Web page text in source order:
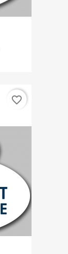
favorite_border